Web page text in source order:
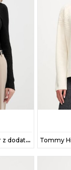
BOSS Orange sweter z dodatkiem wełny kolor czarny lekki z półgolfem 50549391